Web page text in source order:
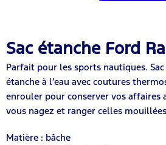
Sac étanche Ford
Parfait pour les sports nautiques. Sac
étanche à l’eau avec coutures
enrouler pour conserver vos affaires
vous nagez et ranger celles
Matière : bâche